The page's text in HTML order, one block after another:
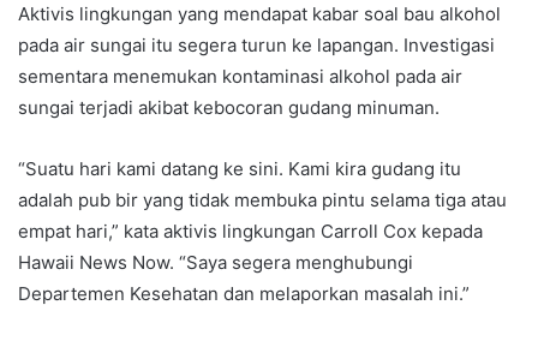
Aktivis lingkungan yang mendapat kabar soal bau alkohol
pada air sungai itu segera turun ke lapangan. Investigasi
sementara menemukan kontaminasi alkohol pada air
sungai terjadi akibat kebocoran gudang minuman.
“Suatu hari kami datang ke sini. Kami kira gudang itu
adalah pub bir yang tidak membuka pintu selama tiga atau
empat hari,” kata aktivis lingkungan Carroll Cox kepada
Hawaii News Now. “Saya segera menghubungi
Departemen Kesehatan dan melaporkan masalah ini.”